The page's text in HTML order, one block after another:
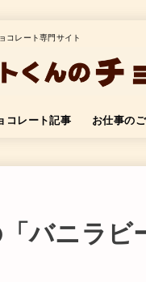
コレート専門サイト
コレート記事 お仕事の
バニラビ